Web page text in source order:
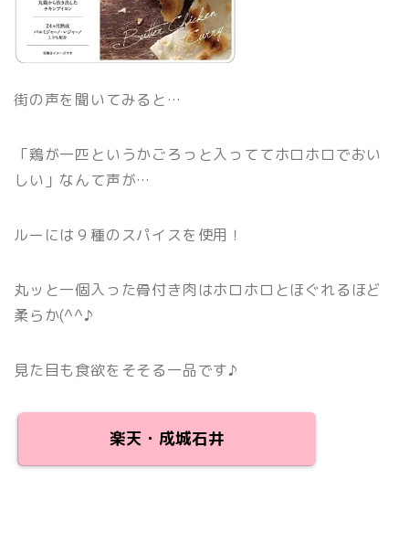
街の声を聞いてみると…
「鶏が一匹というかごろっと入っててホロホロでおい
しい」なんて声が…
ルーには９種のスパイスを使用 ！
丸ッと一個入った骨付き肉はホロホロとほぐれるほど
柔らか(^^♪
見た目も食欲をそそる一品です♪
楽天・成城石井